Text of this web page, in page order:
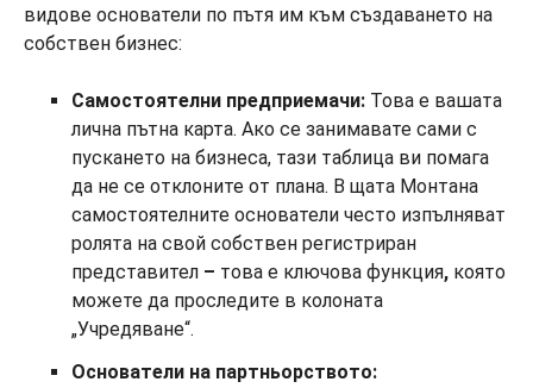
видове основатели по пътя им към създаването на
собствен бизнес:
Самостоятелни предприемачи: Това е вашата
лична пътна карта. Ако се занимавате сами с
пускането на бизнеса, тази таблица ви помага
да не се отклоните от плана. В щата Монтана
самостоятелните основатели често изпълняват
ролята на свой собствен регистриран
представител – това е ключова функция, която
можете да проследите в колоната
„Учредяване“.
Основатели на партньорството: